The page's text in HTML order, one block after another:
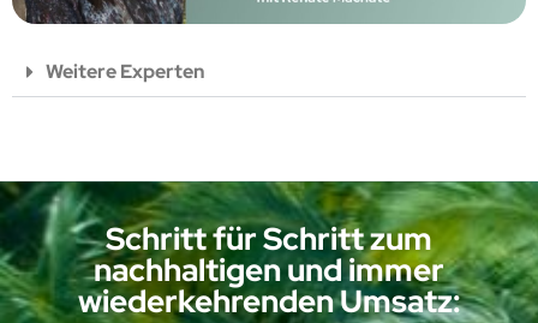
Weitere Experten
Schritt für Schritt zum
nachhaltigen und immer
wiederkehrenden Umsatz: